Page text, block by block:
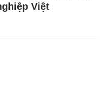
Việt